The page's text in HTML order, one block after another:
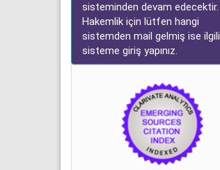
sisteminden devam edecektir.
Hakemlik için lütfen hangi
sistemden mail gelmiş ise ilgili
sisteme giriş yapınız.